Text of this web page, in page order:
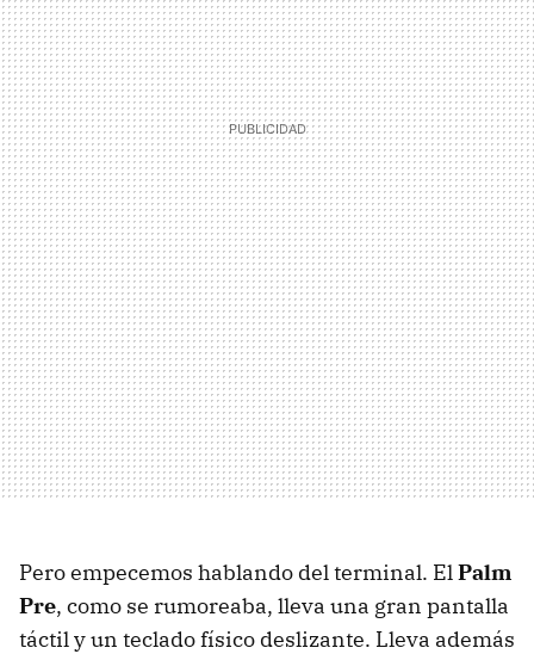
Pero empecemos hablando del terminal. ElPalm
Pre, como se rumoreaba, lleva una gran pantalla
táctil y un teclado físico deslizante. Lleva además